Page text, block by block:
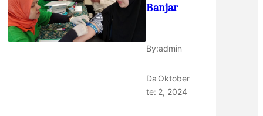
Banjar
By:admin
Da
te:
Oktober
2, 2024